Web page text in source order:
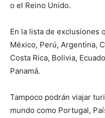
o el Reino Unido.
En la lista de exclusiones
México, Perú, Argentina,
Costa Rica, Bolivia,
Panamá.
Tampoco podrán viajar
mundo como Portugal,